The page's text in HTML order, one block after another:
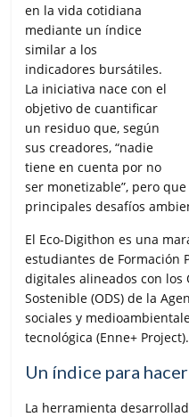
en la vida cotidiana
mediante un índice
similar a los
indicadores bursátiles.
La iniciativa nace con el
objetivo de cuantificar
un residuo que, según
sus creadores, “nadie
tiene en cuenta por no
ser monetizable”, pero
principales desafíos
El Eco-Digithon es una
estudiantes de Formación
digitales alineados con los
Sostenible (ODS) de la
sociales y
tecnológica (Enne+ Project).
Un índice para
La herramienta